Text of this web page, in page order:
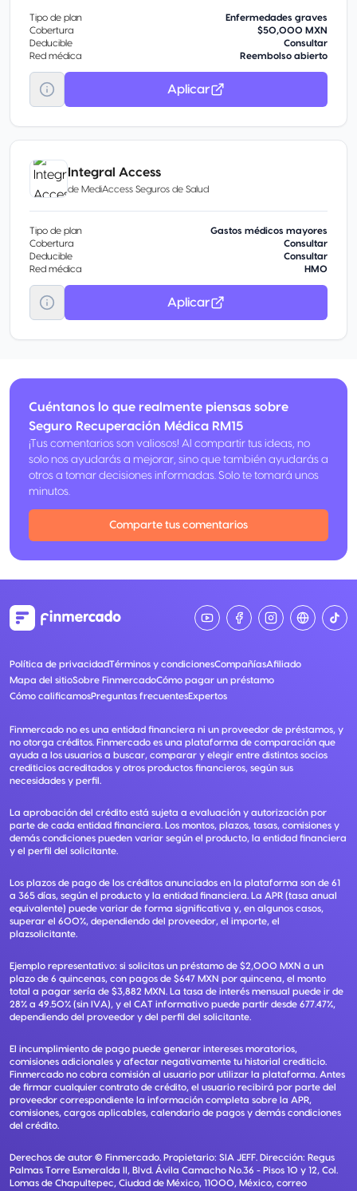
Tipo de plan
Enfermedades graves
Cobertura
$50,000 MXN
Deducible
Consultar
Red médica
Reembolso abierto
Aplicar
Integral Access
de MediAccess Seguros de Salud
Tipo de plan
Gastos médicos mayores
Cobertura
Consultar
Deducible
Consultar
Red médica
HMO
Aplicar
Cuéntanos lo que realmente piensas sobre
Seguro Recuperación Médica RM15
¡Tus comentarios son valiosos! Al compartir tus ideas, no
solo nos ayudarás a mejorar, sino que también ayudarás a
otros a tomar decisiones informadas. Solo te tomará unos
minutos.
Comparte tus comentarios
Política de privacidadTérminos y condicionesCompañíasAfiliado
Mapa del sitioSobre FinmercadoCómo pagar un préstamo
Cómo calificamosPreguntas frecuentesExpertos
Finmercado no es una entidad financiera ni un proveedor de préstamos, y
no otorga créditos. Finmercado es una plataforma de comparación que
ayuda a los usuarios a buscar, comparar y elegir entre distintos socios
crediticios acreditados y otros productos financieros, según sus
necesidades y perfil.
La aprobación del crédito está sujeta a evaluación y autorización por
parte de cada entidad financiera. Los montos, plazos, tasas, comisiones y
demás condiciones pueden variar según el producto, la entidad financiera
y el perfil del solicitante.
Los plazos de pago de los créditos anunciados en la plataforma son de 61
a 365 días, según el producto y la entidad financiera. La APR (tasa anual
equivalente) puede variar de forma significativa y, en algunos casos,
superar el 600%, dependiendo del proveedor, el importe, el
plazsolicitante.
Ejemplo representativo: si solicitas un préstamo de $2,000 MXN a un
plazo de 6 quincenas, con pagos de $647 MXN por quincena, el monto
total a pagar sería de $3,882 MXN. La tasa de interés mensual puede ir de
28% a 49.50% (sin IVA), y el CAT informativo puede partir desde 677.47%,
dependiendo del proveedor y del perfil del solicitante.
El incumplimiento de pago puede generar intereses moratorios,
comisiones adicionales y afectar negativamente tu historial crediticio.
Finmercado no cobra comisión al usuario por utilizar la plataforma. Antes
de firmar cualquier contrato de crédito, el usuario recibirá por parte del
proveedor correspondiente la información completa sobre la APR,
comisiones, cargos aplicables, calendario de pagos y demás condiciones
del crédito.
Derechos de autor © Finmercado. Propietario: SIA JEFF. Dirección: Regus
Palmas Torre Esmeralda II, Blvd. Ávila Camacho No.36 - Pisos 10 y 12, Col.
Lomas de Chapultepec, Ciudad de México, 11000, México, correo